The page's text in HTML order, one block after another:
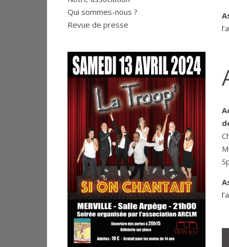
Qui sommes-nous ?
Revue de presse